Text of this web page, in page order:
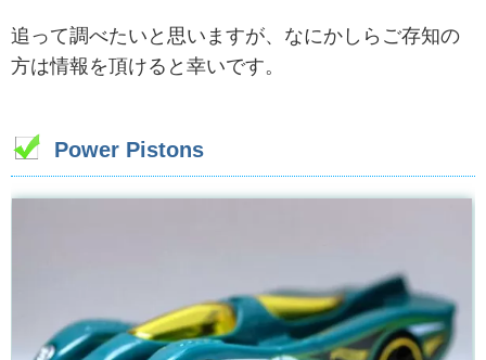
追って調べたいと思いますが、なにかしらご存知の
方は情報を頂けると幸いです。
Power Pistons